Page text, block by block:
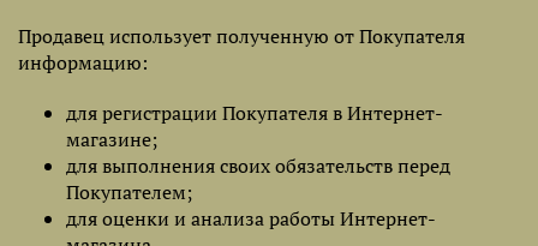
Продавец использует полученную от Покупателя
информацию:
для регистрации Покупателя в Интернет-
магазине;
для выполнения своих обязательств перед
Покупателем;
для оценки и анализа работы Интернет-